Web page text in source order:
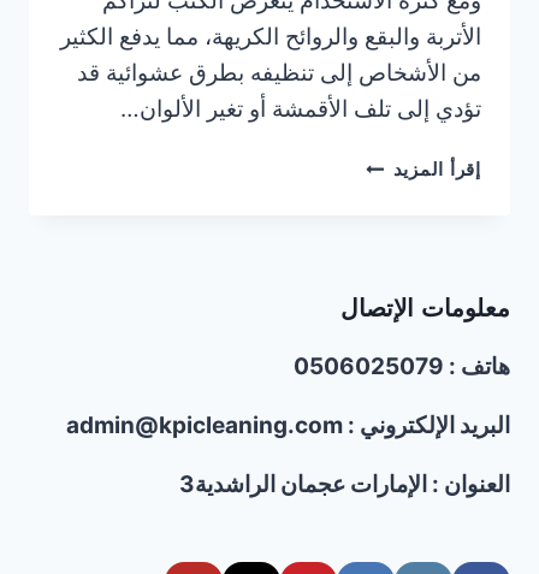
الأتربة والبقع والروائح الكريهة، مما يدفع الكثير
من الأشخاص إلى تنظيفه بطرق عشوائية قد
تؤدي إلى تلف الأقمشة أو تغير الألوان…
إقرأ المزيد أخطاء
أثناء
معلومات الإتصال
هاتف : 0506025079
البريد الإلكتروني : admin@kpicleaning.com
العنوان : الإمارات عجمان الراشدية3